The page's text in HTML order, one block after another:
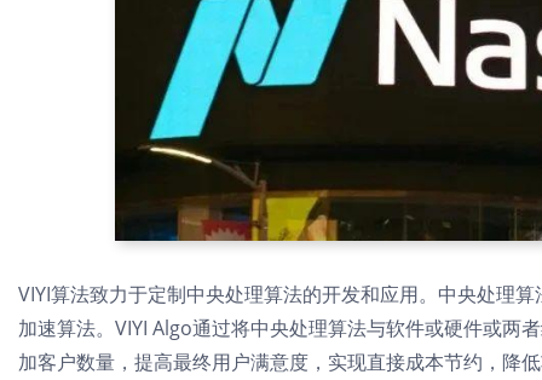
VIYI算法致力于定制中央处理算法的开发和应用。中央处理
加速算法。VIYI Algo通过将中央处理算法与软件或硬件或两
加客户数量，提高最终用户满意度，实现直接成本节约，降